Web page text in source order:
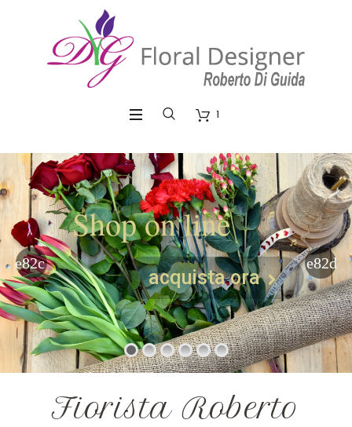
1
Shop on line
acquista ora
Fiorista Roberto